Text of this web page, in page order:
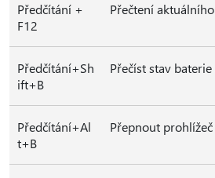
Předčítání +
F12
Přečtení
Předčítání+Sh
ift+B
Přečíst stav baterie
Předčítání+Al
t+B
Přepnout